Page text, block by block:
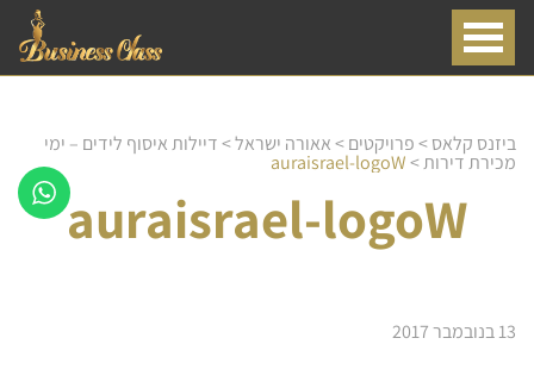
ביזנס קלאס>פרויקטים>אאורה ישראל>דיילות איסוף לידים – ימי
מכירת דירות>
auraisrael-logoW
auraisrael-logoW
13 בנובמבר 2017